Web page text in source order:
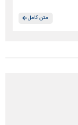
متن کامل